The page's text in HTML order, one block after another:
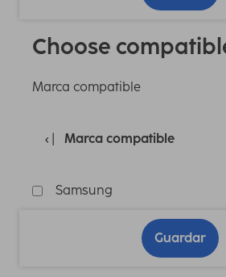
Choose
Marca compatible
Marca compatible
Samsung
Guardar